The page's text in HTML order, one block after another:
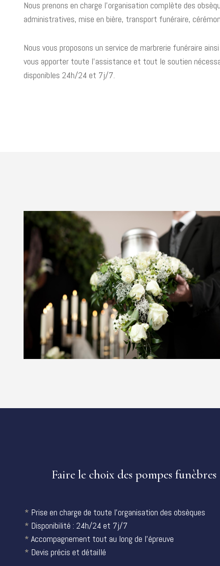
Nous prenons en charge l’organisation complète des
administratives, mise en bière, transport funéraire,
Nous vous proposons un service de marbrerie funéraire
vous apporter toute l’assistance et tout le soutien
disponibles 24h/24 et 7j/7.
Faire le choix des pompes
* Prise en charge de toute l’organisation des obsèques
* Disponibilité : 24h/24 et 7j/7
* Accompagnement tout au long de l’épreuve
* Devis précis et détaillé